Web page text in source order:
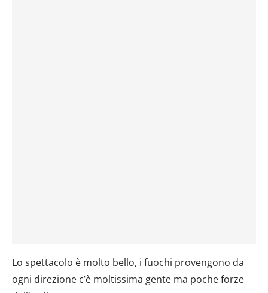
Lo spettacolo è molto bello, i fuochi provengono da
ogni direzione c’è moltissima gente ma poche forze